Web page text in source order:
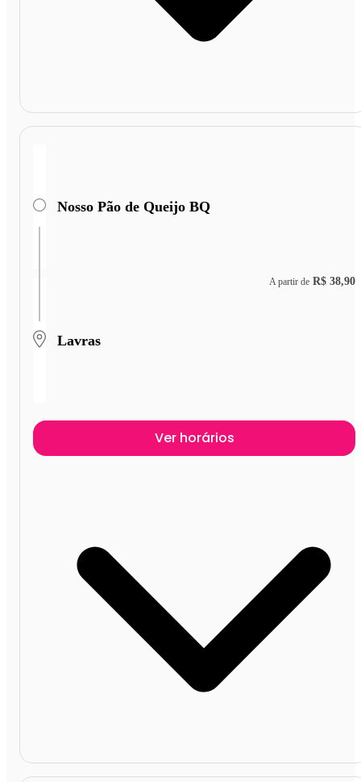
Nosso Pão de Queijo BQ
Lavras
A partir de R$ 38,90
Ver horários